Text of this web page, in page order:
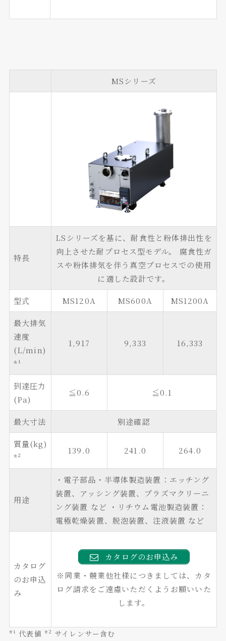
MSシリーズ
特長
LSシリーズを基に、耐食性と粉体排出性を
向上させた耐プロセス型モデル。
腐食性ガ
スや粉体排気を伴う真空プロセスでの使用
に適した設計です。
型式 MS120A MS600A MS1200A
最大排気
速度
(L/min)
*¹
1,917 9,333 16,333
到達圧力
(Pa)
≦0.6 ≦0.1
最大寸法 別途確認
質量(kg)
*²
139.0 241.0 264.0
用途
・電子部品・半導体製造装置：エッチング
装置、アッシング装置、プラズマクリーニ
ング装置 など ・リチウム電池製造装置：
電極乾燥装置、脱泡装置、注液装置 など
カタログ
のお申込
み
カタログのお申込み
※同業・競業他社様につきましては、カタ
ログ請求をご遠慮いただくようお願いいた
します。
*¹ 代表値 *² サイレンサー含む